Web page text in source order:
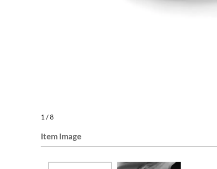
1 /8
Item Image